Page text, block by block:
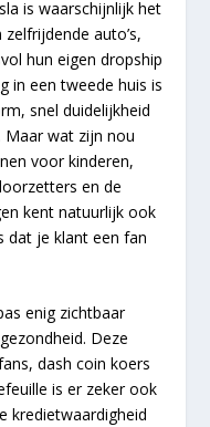
is waarschijnlijk het
auto’s,
hun eigen dropship
in een tweede huis is
snel duidelijkheid
Maar wat zijn nou
voor kinderen,
en de
kent natuurlijk ook
dat je klant een fan
enig zichtbaar
Deze
dash coin koers
is er zeker ook
kredietwaardigheid